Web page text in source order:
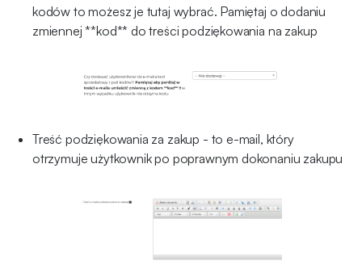
kodów to możesz je tutaj wybrać. Pamiętaj o dodaniu
zmiennej **kod** do treści podziękowania na zakup
Treść podziękowania za zakup - to e-mail, który
otrzymuje użytkownik po poprawnym dokonaniu zakupu